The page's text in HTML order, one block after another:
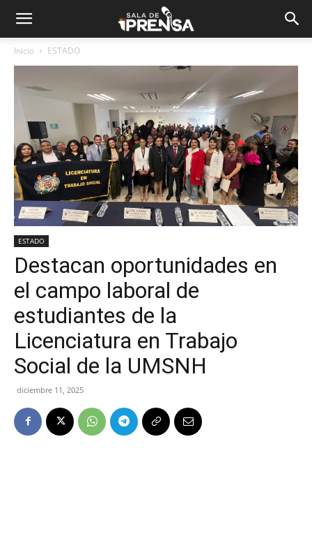
Inicio ESTADO
ESTADO
Destacan oportunidades en
el campo laboral de
estudiantes de la
Licenciatura en Trabajo
Social de la UMSNH
diciembre 11, 2025